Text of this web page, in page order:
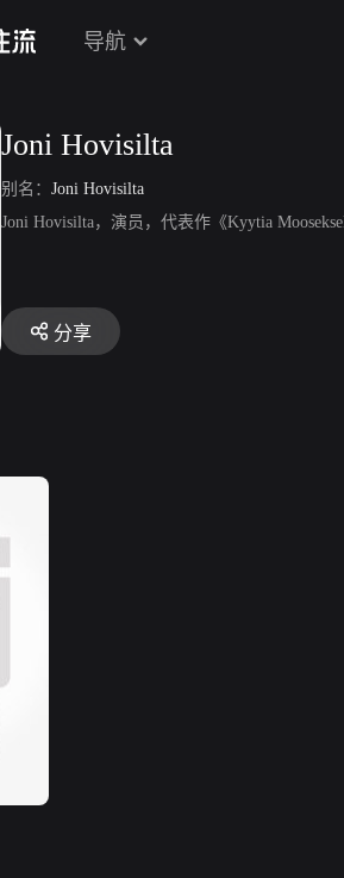
导航
Joni Hovisilta
别名： Joni Hovisilta
Joni Hovisilta，演员，代表作《Kyytia
分享